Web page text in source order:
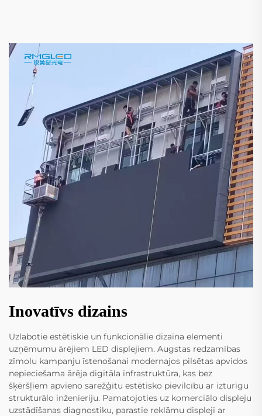
Inovatīvs dizains
Uzlabotie estētiskie un funkcionālie dizaina elementi
uzņēmumu ārējiem LED displejiem. Augstas redzamības
zīmolu kampanju īstenošanai modernajos pilsētas apvidos
nepieciešama ārēja digitāla infrastruktūra, kas bez
šķēršļiem apvieno sarežģītu estētisko pievilcību ar izturīgu
strukturālo inženieriju. Pamatojoties uz komerciālo displeju
uzstādīšanas diagnostiku, parastie reklāmu displeji ar